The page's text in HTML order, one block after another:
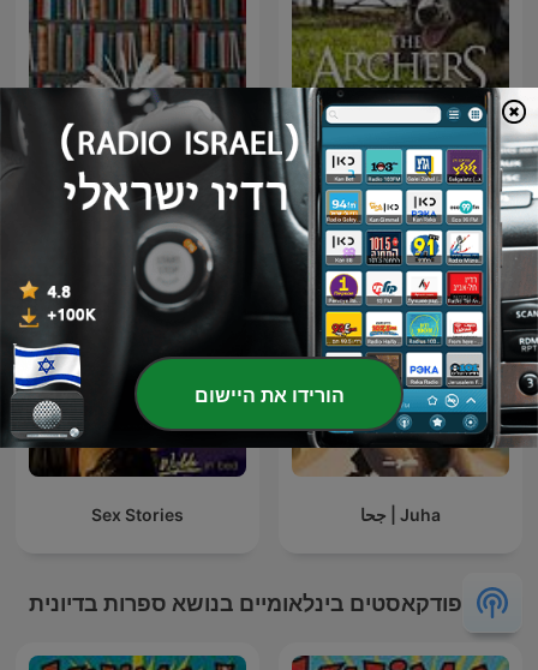
The Archers Omnibus
Classic Books
Juha | جحا Sex Stories
פודקאסטים בינלאומיים בנושא ספרות בדיונית
הורידו את היישום